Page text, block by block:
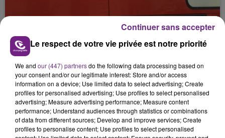
UNE JEUNE AUTOMOBILISTE GRIÈVEMENT
BLESSÉE
Une automobiliste s'est retrouvée piégée dans
son véhicule après une collision avec un poids
lourd. Très grièvement blessée, la jeune femme
de 20 ans a été...
TITRES DIFFUSÉS
Le respect de votre vie privée est notre priorité
We and our (447) partnersdo the following data processing based on
your consent and/or our legitimate interest: Store and/or access
information on a device; Use limited data to select advertising; Create
profiles for personalised advertising; Use profiles to select personalised
advertising; Measure advertising performance; Measure content
performance; Understand audiences through statistics or combinations
of data from different sources; Develop and improve services; Create
profiles to personalise content; Use profiles to select personalised
Continuer sans accepter